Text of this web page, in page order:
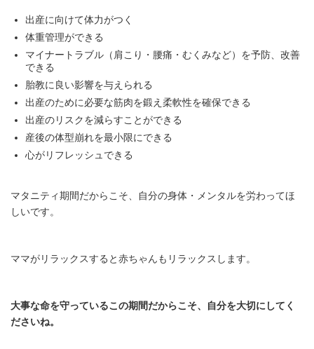
出産に向けて体力がつく
体重管理ができる
マイナートラブル（肩こり・腰痛・むくみなど）を予防、改善
できる
胎教に良い影響を与えられる
出産のために必要な筋肉を鍛え柔軟性を確保できる
出産のリスクを減らすことができる
産後の体型崩れを最小限にできる
心がリフレッシュできる
マタニティ期間だからこそ、自分の身体・メンタルを労わってほ
しいです。
ママがリラックスすると赤ちゃんもリラックスします。
大事な命を守っているこの期間だからこそ、自分を大切にしてく
ださいね。